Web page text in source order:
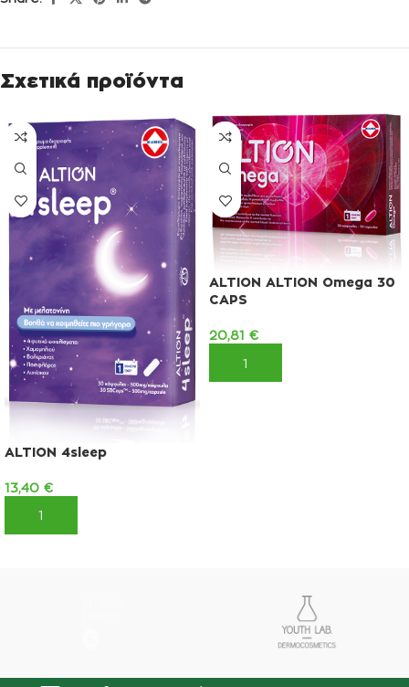
Σχετικά προϊόντα
ALTION 4sleep
13,40 €
ΠΡΟΣΘΉΚΗ ΣΤΟ ΚΑΛΆΘΙ
ALTION ALTION Omega 30
CAPS
20,81 €
ΠΡΟΣΘΉΚΗ ΣΤΟ ΚΑΛΆΘΙ